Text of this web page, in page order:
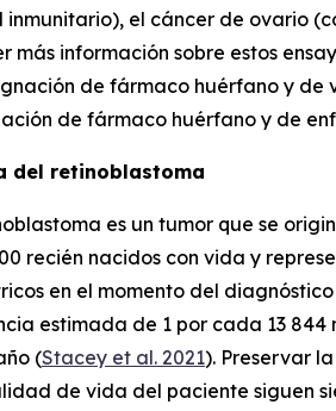
inmunitario), el cáncer de ovario
más información sobre estos
de fármaco huérfano y de
de fármaco huérfano y de
del retinoblastoma
es un tumor que se
recién nacidos con vida y
en el momento del
estimada de 1 por cada 13 844
(Stacey et al. 2021). Preservar
de vida del paciente siguen